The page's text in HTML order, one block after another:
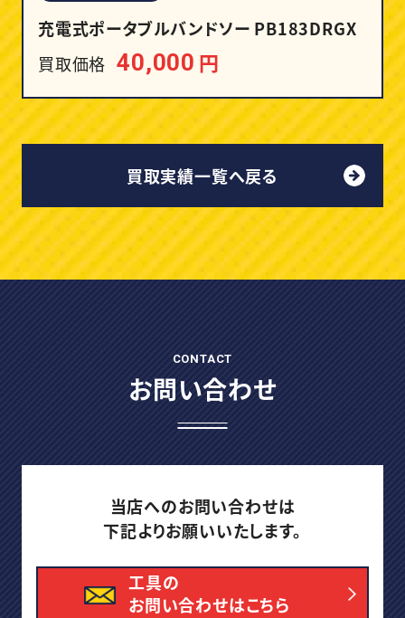
充電式ポータブルバンドソー PB183DRGX
買取価格 40,000 円
買取実績一覧へ戻る
CONTACT
お問い合わせ
当店へのお問い合わせは
下記よりお願いいたします。
工具の
お問い合わせはこちら